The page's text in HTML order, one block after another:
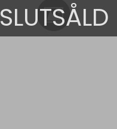
SLUTSÅLD